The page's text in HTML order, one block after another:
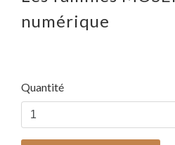
numérique
Quantité